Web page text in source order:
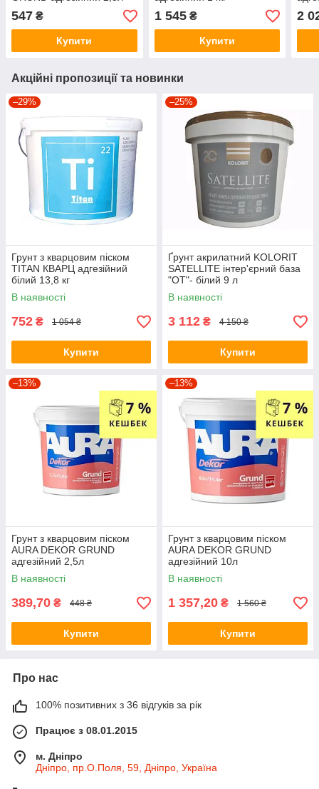
547 ₴
Купити
1 545₴
Купити
2
Акційні пропозиції та новинки
–29%
Грунт з кварцовим піском
TITAN КВАРЦ адгезійний
білий 13,8 кг
В наявності
752 ₴ 1 054 ₴
Купити
–25%
Ґрунт акрилатний KOLORIT
SATELLITE інтер'єрний база
"OT"- білий 9 л
В наявності
3 112 ₴ 4 150 ₴
Купити
–13%
Грунт з кварцовим піском
AURA DEKOR GRUND
адгезійний 2,5л
В наявності
389,70 ₴ 448 ₴
Купити
–13%
Грунт з кварцовим піском
AURA DEKOR GRUND
адгезійний 10л
В наявності
1 357,20 ₴ 1 560 ₴
Купити
Про нас
100% позитивних з 36 відгуків за рік
Працює з 08.01.2015
м. Дніпро
Дніпро, пр.О.Поля, 59, Дніпро, Україна